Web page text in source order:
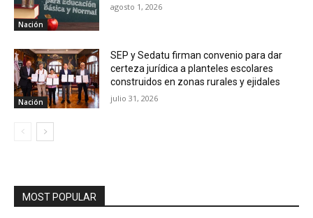
Nación
agosto 1, 2026
Nación
SEP y Sedatu firman convenio para dar
certeza jurídica a planteles escolares
construidos en zonas rurales y ejidales
julio 31, 2026
MOST POPULAR